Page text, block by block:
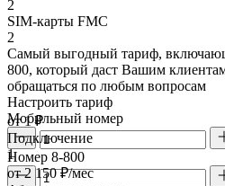
2
SIM-карты FMC
2
Самый выгодный тариф,
800, который даст Вашим
обращаться по любым вопросам
Настроить тариф
Мобильный номер
Номер 8-800
от 1 ₽
Подключение
1
от 2 150 ₽/мес